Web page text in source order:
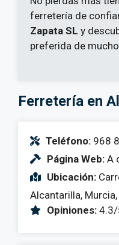
ferretería de
Zapata SL y
preferida de
Ferretería en
Teléfono: 968
Página Web: A
Ubicación:
Alcantarilla,
Opiniones: 4.3/